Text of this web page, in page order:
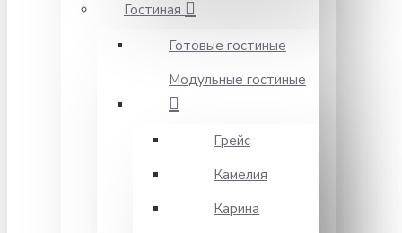
Гостиная
Готовые гостиные
Модульные гостиные
Грейс
Камелия
Карина